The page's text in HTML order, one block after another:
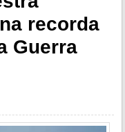
recorda
Guerra